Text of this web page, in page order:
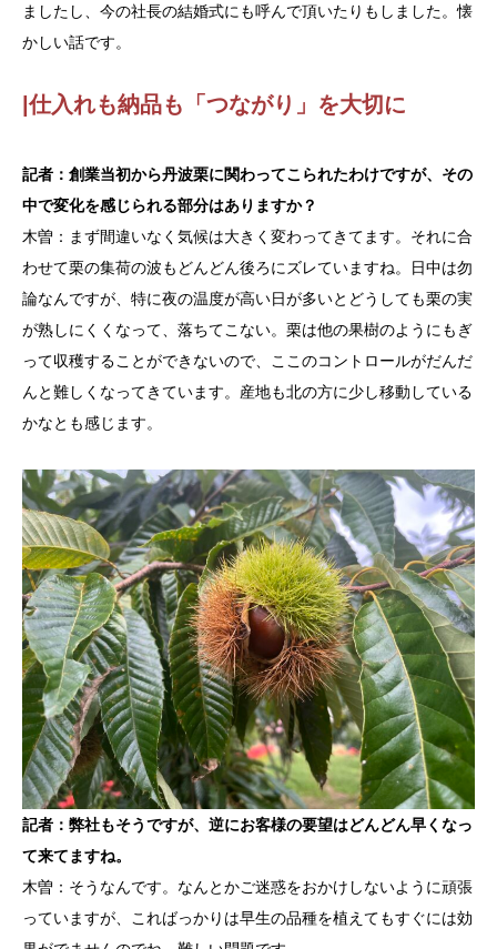
ましたし、今の社長の結婚式にも呼んで頂いたりもしました。懐
かしい話です。
|仕入れも納品も「つながり」を大切に
記者：創業当初から丹波栗に関わってこられたわけですが、その
中で変化を感じられる部分はありますか？
木曽：まず間違いなく気候は大きく変わってきてます。それに合
わせて栗の集荷の波もどんどん後ろにズレていますね。日中は勿
論なんですが、特に夜の温度が高い日が多いとどうしても栗の実
が熟しにくくなって、落ちてこない。栗は他の果樹のようにもぎ
って収穫することができないので、ここのコントロールがだんだ
んと難しくなってきています。産地も北の方に少し移動している
かなとも感じます。
記者：弊社もそうですが、逆にお客様の要望はどんどん早くなっ
て来てますね。
木曽：そうなんです。なんとかご迷惑をおかけしないように頑張
っていますが、こればっかりは早生の品種を植えてもすぐには効